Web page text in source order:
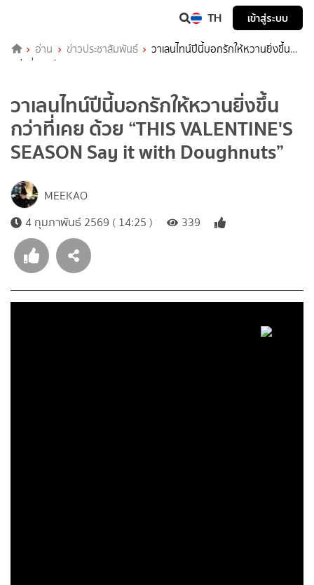
TH เข้าสู่ระบบ
อ่าน ข่าวประชาสัมพันธ์
วาเลนไทน์ปีนี้บอกรักให้หวานยิ่งขึ้น
กว่าที่เคย ด้วย “THIS VALENTINE'S SEASON Say it with Doughnuts”
วาเลนไทน์ปีนี้บอกรักให้หวานยิ่งขึ้น
กว่าที่เคย ด้วย “THIS VALENTINE'S
SEASON Say it with Doughnuts”
MEEKAO
4 กุมภาพันธ์ 2569 ( 14:25 )
339